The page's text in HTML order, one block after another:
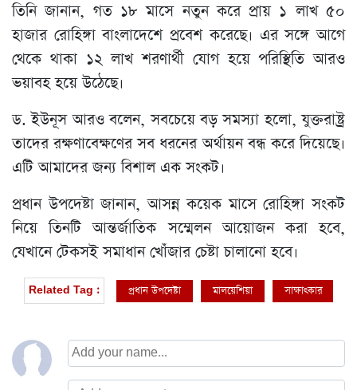
তিনি জানান, গত ১৮ মাসে নতুন করে প্রায় ১ লাখ ৫০
হাজার রোহিঙ্গা বাংলাদেশে প্রবেশ করেছে। এর সঙ্গে আগে
থেকে থাকা ১২ লাখ শরণার্থী যোগ হয়ে পরিস্থিতি আরও
ভয়াবহ হয়ে উঠেছে।
ড. ইউনূস আরও বলেন, সবচেয়ে বড় সমস্যা হলো, যুক্তরাষ্ট্র
তাদের রক্ষণাবেক্ষণের সব ধরনের অর্থায়ন বন্ধ করে দিয়েছে।
এটি আমাদের জন্য বিশাল এক সংকট।
প্রধান উপদেষ্টা জানান, আসন্ন কয়েক মাসে রোহিঙ্গা সংকট
নিয়ে তিনটি আন্তর্জাতিক সম্মেলন আয়োজন করা হবে,
যেখানে টেকসই সমাধান খোঁজার চেষ্টা চালানো হবে।
Related Tag : প্রধান উপদেষ্টা মালয়েশিয়া সাক্ষাৎকার